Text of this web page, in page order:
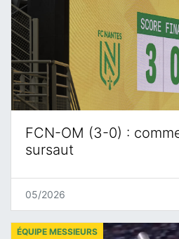
FCN-OM (3-0) :
sursaut
05/2026
ÉQUIPE MESSIEURS